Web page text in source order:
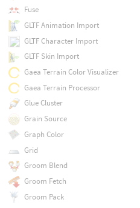
Fuse
GLTF Animation Import
GLTF Character Import
GLTF Skin Import
Gaea Terrain Color Visualizer
Gaea Terrain Processor
Glue Cluster
Grain Source
Graph Color
Grid
Groom Blend
Groom Fetch
Groom Pack